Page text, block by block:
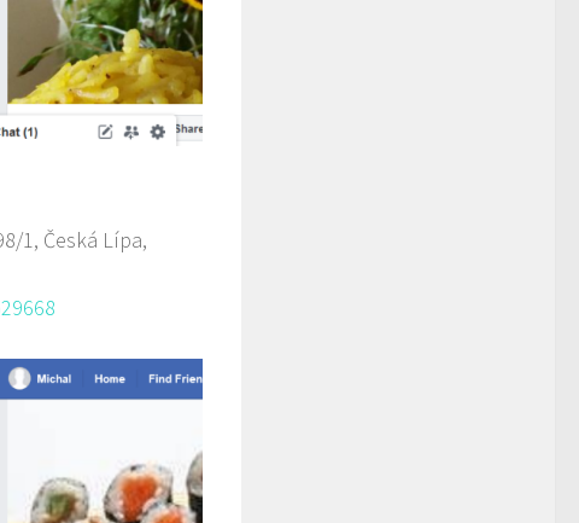
1, Česká Lípa,